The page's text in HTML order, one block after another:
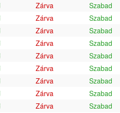
Zárva Szabad
Zárva Szabad
Zárva Szabad
Zárva Szabad
Zárva Szabad
Zárva Szabad
Zárva Szabad
Zárva Szabad
Zárva Szabad